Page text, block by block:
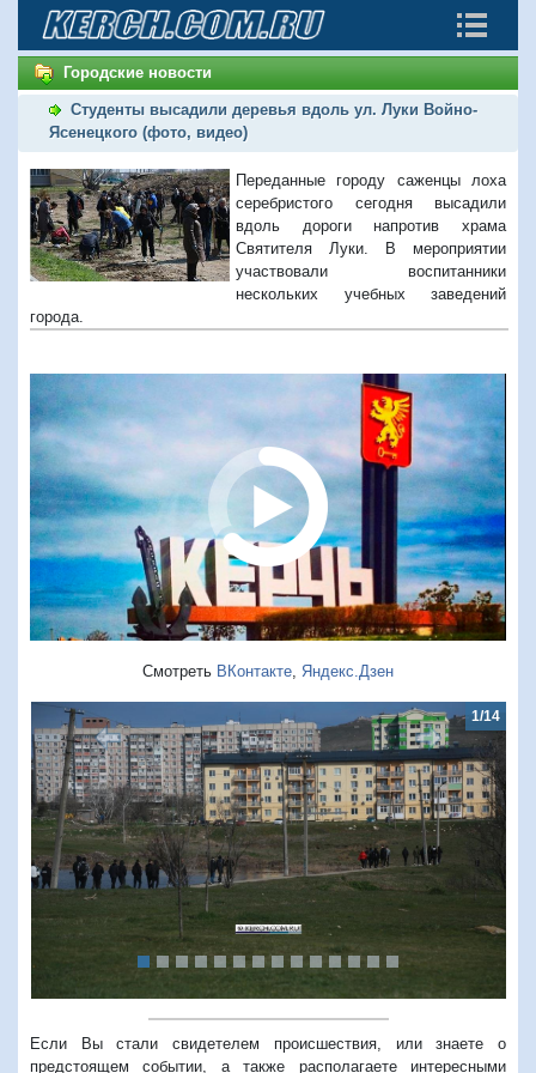
Городские новости
Студенты высадили деревья вдоль ул. Луки Войно-
Ясенецкого (фото, видео)
Переданные городу саженцы лоха
серебристого сегодня высадили
вдоль дороги напротив храма
Святителя Луки. В мероприятии
участвовали воспитанники
нескольких учебных заведений
города.
Смотреть ВКонтакте Яндекс.Дзен
1/14
Предыдущий
Если Вы стали свидетелем происшествия, или знаете о
предстоящем событии, а также располагаете интересными